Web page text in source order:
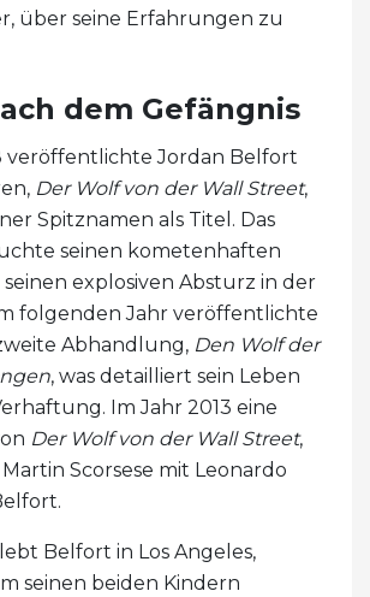
über seine Erfahrungen zu
dem Gefängnis
veröffentlichte Jordan Belfort
Der Wolf von der Wall Street,
Spitznamen als Titel. Das
seinen kometenhaften
explosiven Absturz in der
folgenden Jahr veröffentlichte
Abhandlung, Den Wolf der
, was detailliert sein Leben
Im Jahr 2013 eine
Der Wolf von der Wall Street,
Scorsese mit Leonardo
Belfort in Los Angeles,
seinen beiden Kindern